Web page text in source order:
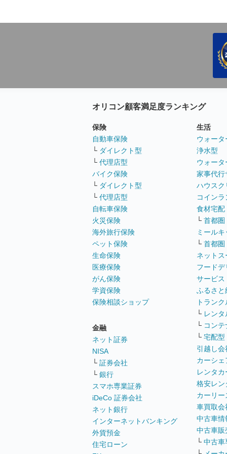
オリコン顧客満足度ランキング
保険
自動車保険
└ ダイレクト型
└ 代理店型
バイク保険
└ ダイレクト型
└ 代理店型
自転車保険
火災保険
海外旅行保険
ペット保険
生命保険
医療保険
がん保険
学資保険
保険相談ショップ
金融
ネット証券
NISA
└ 証券会社
└ 銀行
スマホ専業証券
iDeCo 証券会社
ネット銀行
インターネットバンキング
外貨預金
住宅ローン
生活
ウォー
浄水型
ウォー
家事代行
ハウスク
コイン
食材宅配
└ 首都圏
ミールキ
└ 首都圏
ネットス
フード
サービス
ふるさと
トラン
└ レン
└ コンテ
└ 宅配型
引越し会
カーシ
レンタカ
格安レン
カーリー
車買取会
中古車情
中古車販
└ 中古車